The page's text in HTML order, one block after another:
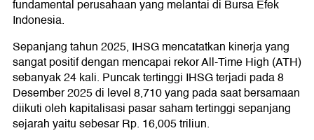
fundamental perusahaan yang melantai di Bursa Efek
Indonesia.
Sepanjang tahun 2025, IHSG mencatatkan kinerja yang
sangat positif dengan mencapai rekor All-Time High (ATH)
sebanyak 24 kali. Puncak tertinggi IHSG terjadi pada 8
Desember 2025 di level 8,710 yang pada saat bersamaan
diikuti oleh kapitalisasi pasar saham tertinggi sepanjang
sejarah yaitu sebesar Rp. 16,005 triliun.